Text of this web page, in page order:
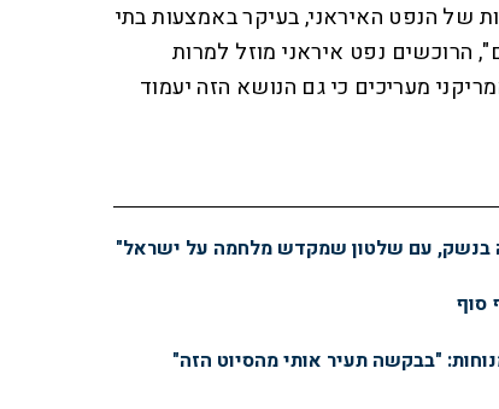
של הנפט האיראני, בעיקר באמצעות בתי
הרוכשים נפט איראני מוזל למרות
מעריכים כי גם הנושא הזה יעמוד
בנשק, עם שלטון שמקדש מלחמה על ישראל"
סוף
"בבקשה תעיר אותי מהסיוט הזה"